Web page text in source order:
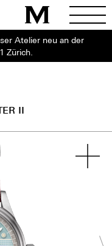
Atelier neu an der
Zürich.
II